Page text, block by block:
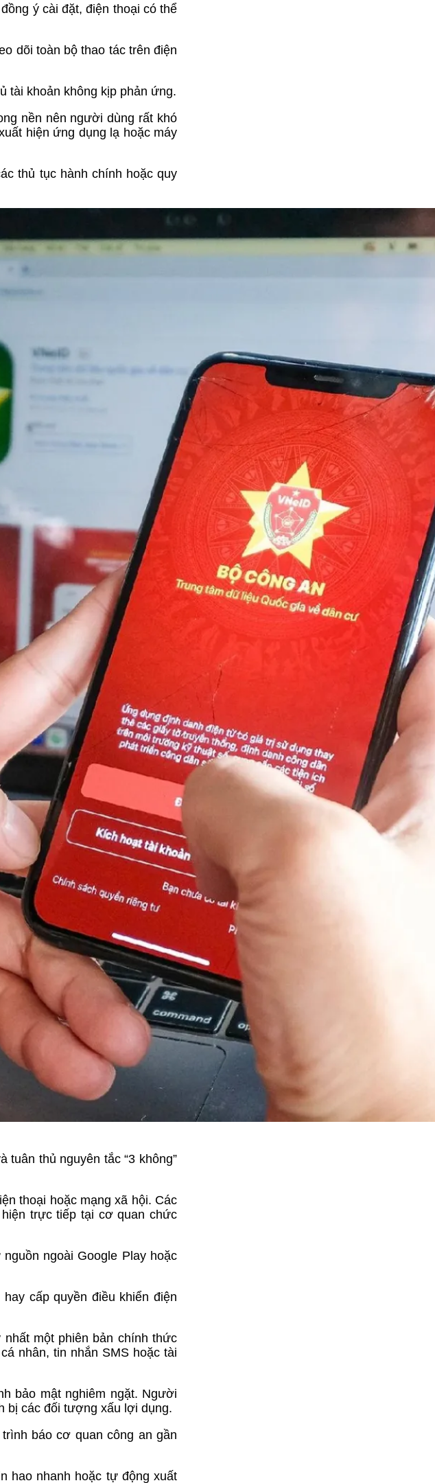
ý cài đặt, điện thoại có thể
dõi toàn bộ thao tác trên điện
tài khoản không kịp phản ứng.
nền nên người dùng rất khó
hiện ứng dụng lạ hoặc máy
thủ tục hành chính hoặc quy
thủ nguyên tắc “3 không”
thoại hoặc mạng xã hội. Các
trực tiếp tại cơ quan chức
ngoài Google Play hoặc
cấp quyền điều khiển điện
một phiên bản chính thức
nhân, tin nhắn SMS hoặc tài
bảo mật nghiêm ngặt. Người
bị các đối tượng xấu lợi dụng.
báo cơ quan công an gần
hao nhanh hoặc tự động xuất